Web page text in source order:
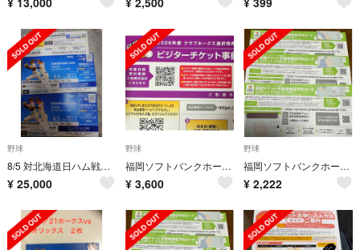
野球
8/5 対北海道日ハム戦 みずほプレミアムシートssペアチケット
¥ 25,000
野球
福岡ソフトバンクホークス ビジターチケット 2枚
¥ 3,600
野球
福岡ソフトバンクホークス 観戦チケット 2026年 先着順事前予約カード 3枚
¥ 2,222